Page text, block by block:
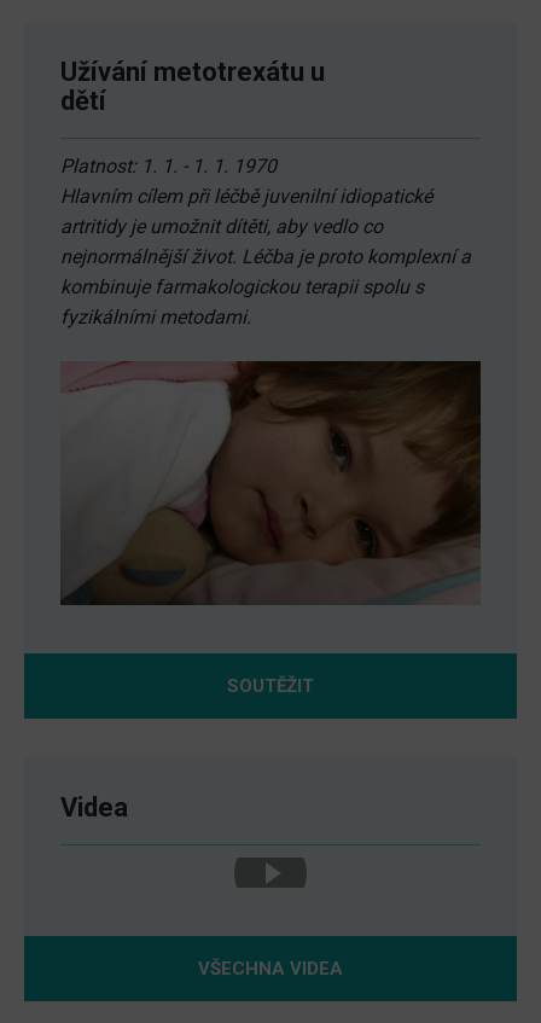
Užívání metotrexátu u
dětí
Platnost: 1. 1. - 1. 1. 1970
Hlavním cílem při léčbě juvenilní idiopatické
artritidy je umožnit dítěti, aby vedlo co
nejnormálnější život. Léčba je proto komplexní a
kombinuje farmakologickou terapii spolu s
fyzikálními metodami.
SOUTĚŽIT
Videa
VŠECHNA VIDEA